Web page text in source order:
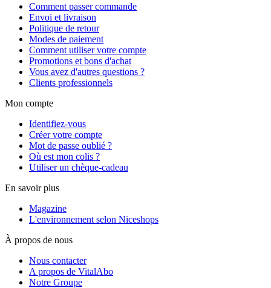
Comment passer commande
Envoi et livraison
Politique de retour
Modes de paiement
Comment utiliser votre compte
Promotions et bons d'achat
Vous avez d'autres questions ?
Clients professionnels
Mon compte
Identifiez-vous
Créer votre compte
Mot de passe oublié ?
Où est mon colis ?
Utiliser un chèque-cadeau
En savoir plus
Magazine
L'environnement selon Niceshops
À propos de nous
Nous contacter
A propos de VitalAbo
Notre Groupe